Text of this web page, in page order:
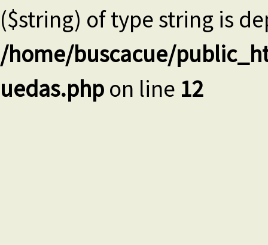
($string) of type string is
/home/buscacue/
uedas.php on line 12